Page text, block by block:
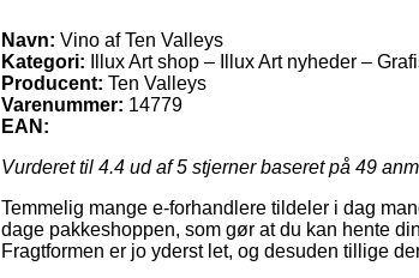
Navn: Vino af Ten Valleys
Kategori: Illux Art shop – Illux Art nyheder –
Producent: Ten Valleys
Varenummer: 14779
EAN:
Vurderet til 4.4 ud af 5 stjerner baseret på 49
Temmelig mange e-forhandlere tildeler i dag
dage pakkeshoppen, som gør at du kan hente
Fragtformen er jo yderst let, og desuden tillige